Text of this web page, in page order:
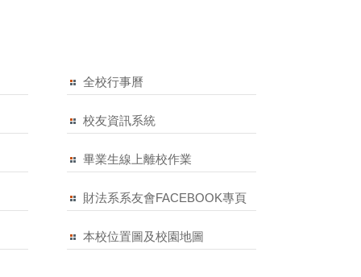
全校行事曆
校友資訊系統
畢業生線上離校作業
財法系系友會FACEBOOK專頁
本校位置圖及校園地圖